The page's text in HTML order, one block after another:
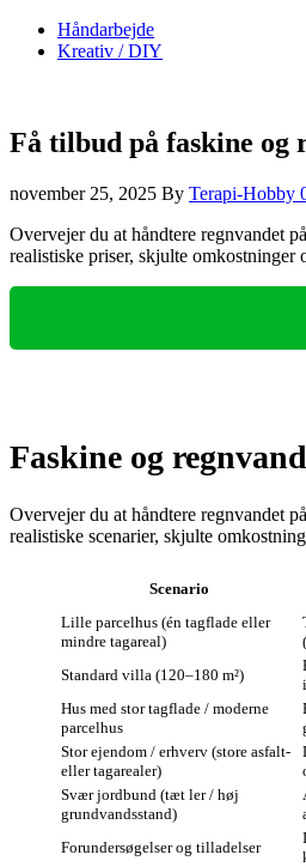
Håndarbejde
Kreativ / DIY
Få tilbud på faskine og
november 25, 2025 By Terapi-Hobby
Overvejer du at håndtere regnvandet
realistiske priser, skjulte
Faskine og
Overvejer du at håndtere regnvandet
realistiske scenarier, skjulte
Scenario
Lille parcelhus (én tagflade eller
mindre tagareal)
Standard villa (120–180 m²)
Hus med stor tagflade / moderne
parcelhus
Stor ejendom / erhverv (store asfalt-
eller tagarealer)
Svær jordbund (tæt ler / høj
grundvandsstand)
Forundersøgelser og tilladelser